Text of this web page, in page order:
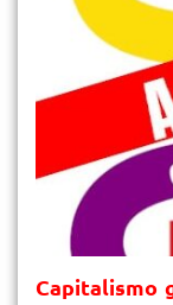
Capitalismo